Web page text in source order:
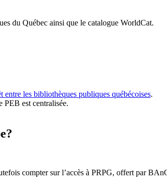
du Québec ainsi que le catalogue WorldCat.
entre les bibliothèques publiques québécoises.
PEB est centralisée.
compter sur l’accès à PRPG, offert par